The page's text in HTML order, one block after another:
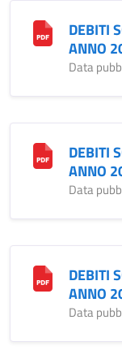
DEBITI
ANNO
Data
DEBITI
ANNO
Data
DEBITI
ANNO
Data